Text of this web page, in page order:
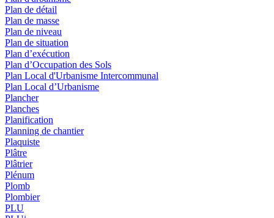
Plan de détail
Plan de masse
Plan de niveau
Plan de situation
Plan d’exécution
Plan d’Occupation des Sols
Plan Local d'Urbanisme Intercommunal
Plan Local d’Urbanisme
Plancher
Planches
Planification
Planning de chantier
Plaquiste
Plâtre
Plâtrier
Plénum
Plomb
Plombier
PLU